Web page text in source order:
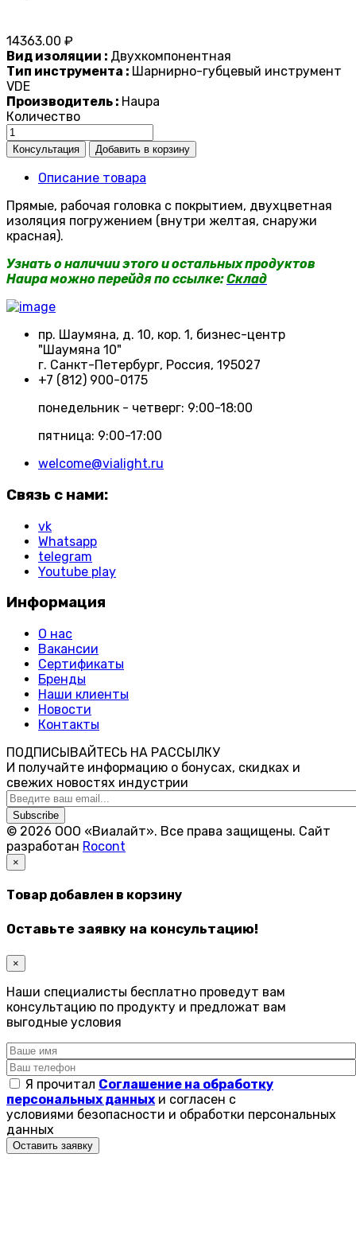
14363.00 ₽
Вид изоляции : Двухкомпонентная
Тип инструмента : Шарнирно-губцевый инструмент
VDE
Производитель : Haupa
Количество
Описание товара
Прямые, рабочая головка с покрытием, двухцветная
изоляция погружением (внутри желтая, снаружи
красная).
Узнать о наличии этого и остальных продуктов
Haupa можно перейдя по ссылке:Склад
пр. Шаумяна, д. 10, кор. 1, бизнес-центр
"Шаумяна 10"
г. Санкт-Петербург, Россия, 195027
+7 (812) 900-0175
понедельник - четверг: 9:00-18:00
пятница: 9:00-17:00
welcome@vialight.ru
Связь с нами:
vk
Whatsapp
telegram
Youtube play
Информация
О нас
Вакансии
Сертификаты
Бренды
Наши клиенты
Новости
Контакты
ПОДПИСЫВАЙТЕСЬ НА РАССЫЛКУ
И получайте информацию о бонусах, скидках и
свежих новостях индустрии
Subscribe
© 2026 ООО «Виалайт». Все права защищены. Cайт
разработан Rocont
×
Товар добавлен в корзину
Оставьте заявку на консультацию!
×
Наши специалисты бесплатно проведут вам
консультацию по продукту и предложат вам
выгодные условия
Я прочитал Соглашение на обработку
персональных данных и согласен с
условиями безопасности и обработки персональных
данных
Оставить заявку